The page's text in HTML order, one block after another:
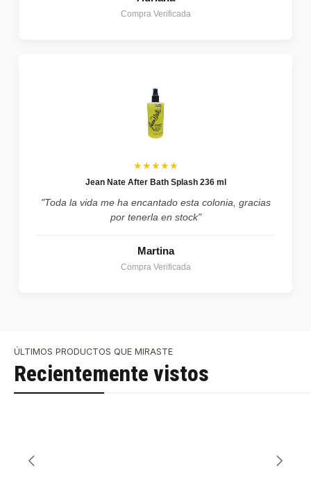
Compra Verificada
★★★★★
Jean Nate After Bath Splash 236 ml
"Toda la vida me ha encantado esta colonia, gracias
por tenerla en stock"
Martina
Compra Verificada
ÚLTIMOS PRODUCTOS QUE MIRASTE
Recientemente vistos